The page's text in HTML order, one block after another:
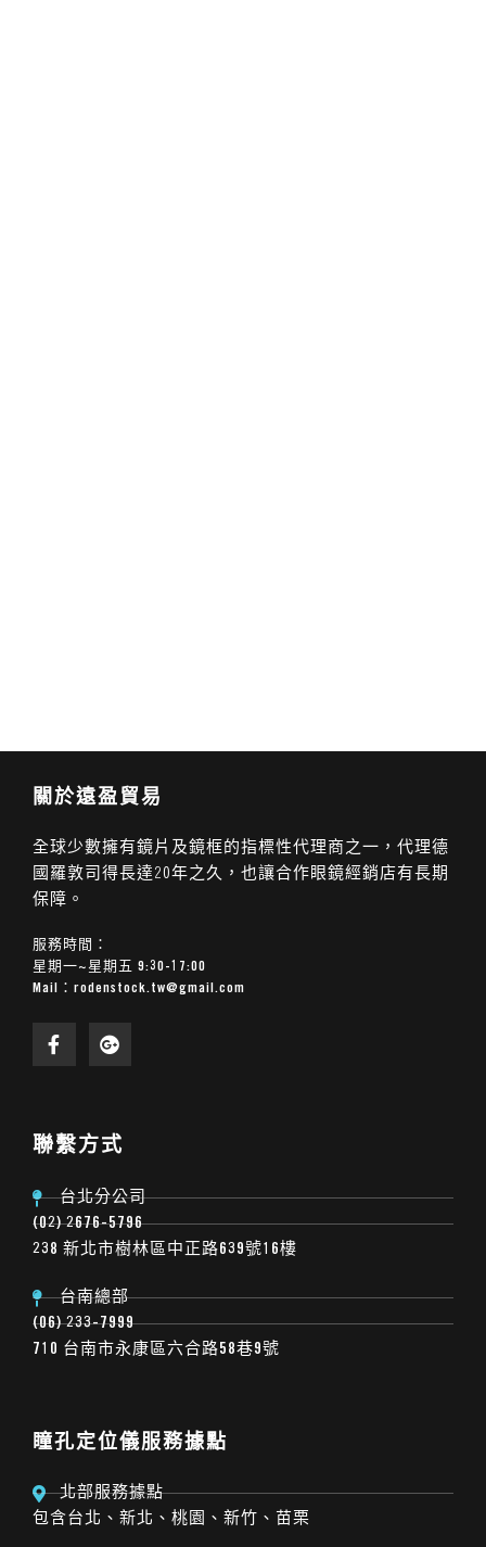
關於遠盈貿易
全球少數擁有鏡片及鏡框的指標性代理商之一，代理德
國羅敦司得長達20年之久，也讓合作眼鏡經銷店有長期
保障。
服務時間：
星期一~星期五 9:30-17:00
Mail： rodenstock.tw@gmail.com
聯繫方式
台北分公司
(02) 2676-5796
238 新北市樹林區中正路639號16樓
台南總部
(06) 233-7999
710 台南市永康區六合路58巷9號
瞳孔定位儀服務據點
北部服務據點
包含台北、新北、桃園、新竹、苗栗